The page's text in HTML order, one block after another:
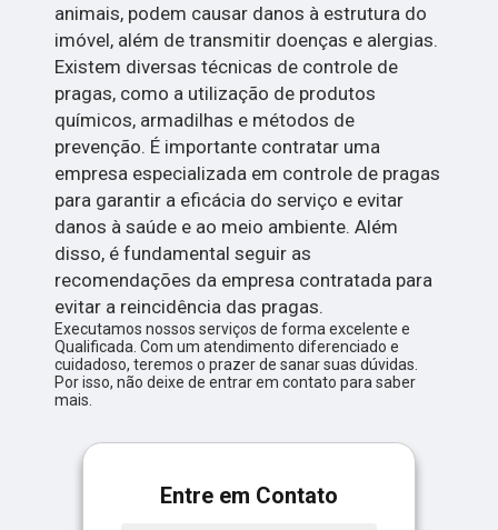
animais, podem causar danos à estrutura do
imóvel, além de transmitir doenças e alergias.
Existem diversas técnicas de controle de
pragas, como a utilização de produtos
químicos, armadilhas e métodos de
prevenção. É importante contratar uma
empresa especializada em controle de pragas
para garantir a eficácia do serviço e evitar
danos à saúde e ao meio ambiente. Além
disso, é fundamental seguir as
recomendações da empresa contratada para
evitar a reincidência das pragas.
Executamos nossos serviços de forma excelente e
Qualificada. Com um atendimento diferenciado e
cuidadoso, teremos o prazer de sanar suas dúvidas.
Por isso, não deixe de entrar em contato para saber
mais.
Entre em Contato